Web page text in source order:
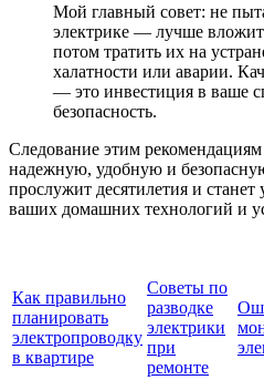
Мой главный совет: не
электрике — лучше
потом тратить их на
халатности или аварии.
— это инвестиция в ваше
безопасность.
Следование этим
надежную, удобную и
прослужит десятилетия и станет
ваших домашних технологий и
Как правильно
планировать
электропроводку
в квартире
Советы по
разводке
электрики
при
ремонте